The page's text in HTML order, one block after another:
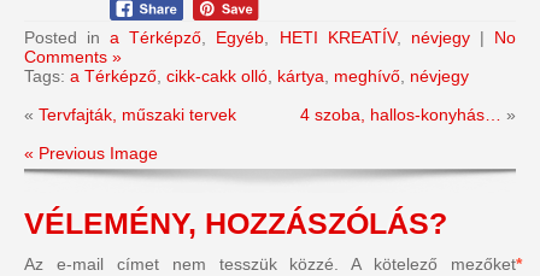
Posted ina Térképző Egyéb HETI KREATÍV, névjegy| No
Comments »
Tags: a Térképző cikk-cakk olló kártya meghívő névjegy
« Tervfajták, műszaki tervek 4 szoba, hallos-konyhás…
»
« Previous Image
VÉLEMÉNY, HOZZÁSZÓLÁS?
Az e-mail címet nem tesszük közzé. A kötelező mezőket*